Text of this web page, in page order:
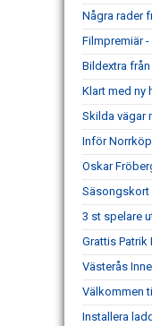
Några rader
Filmpremiär
Bildextra
Klart med ny
Skilda vägar
Inför
Oskar
Säsongskort
3 st spelare
Grattis Patrik
Västerås
Välkommen
Installera